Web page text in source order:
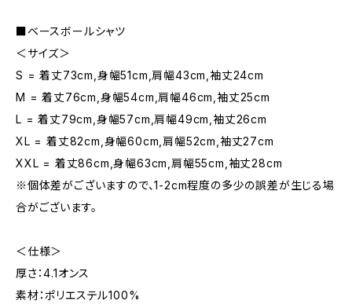
■ベースボールシャツ
＜サイズ＞
S = 着丈73cm,身幅51cm,肩幅43cm,袖丈24cm
M = 着丈76cm,身幅54cm,肩幅46cm,袖丈25cm
L = 着丈79cm,身幅57cm,肩幅49cm,袖丈26cm
XL = 着丈82cm,身幅60cm,肩幅52cm,袖丈27cm
XXL = 着丈86cm,身幅63cm,肩幅55cm,袖丈28cm
※個体差がございますので、1-2cm程度の多少の誤差が生じる場
合がございます。
＜仕様＞
厚さ：4.1オンス
素材：ポリエステル100%